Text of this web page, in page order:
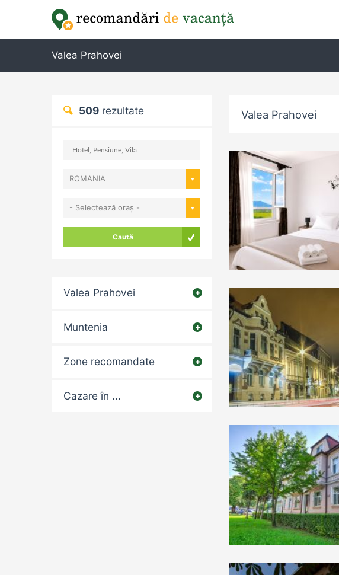
Valea Prahovei
509 rezultate
ROMANIA
- Selectează oraș -
Caută
Valea Prahovei
Muntenia
Zone recomandate
Cazare în ...
Valea Prahovei